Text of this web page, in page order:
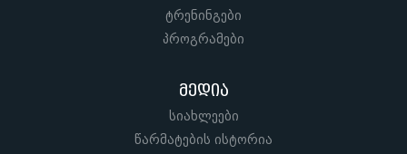
ტრენინგები
პროგრამები
მედია
სიახლეები
წარმატების ისტორია